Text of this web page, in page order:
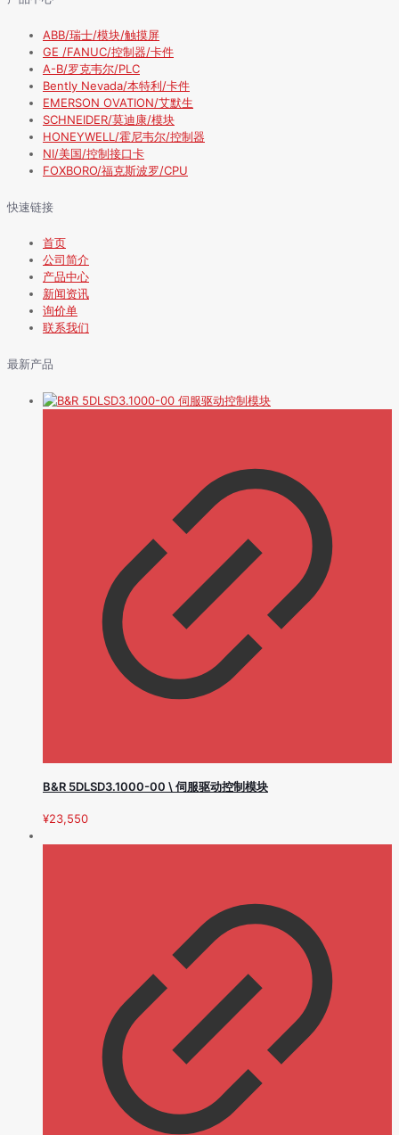
ABB/瑞士/模块/触摸屏
GE /FANUC/控制器/卡件
A-B/罗克韦尔/PLC
Bently Nevada/本特利/卡件
EMERSON OVATION/艾默生
SCHNEIDER/莫迪康/模块
HONEYWELL/霍尼韦尔/控制器
NI/美国/控制接口卡
FOXBORO/福克斯波罗/CPU
快速链接
首页
公司简介
产品中心
新闻资讯
询价单
联系我们
最新产品
B&R 5DLSD3.1000-00 \ 伺服驱动控制模块
¥23,550